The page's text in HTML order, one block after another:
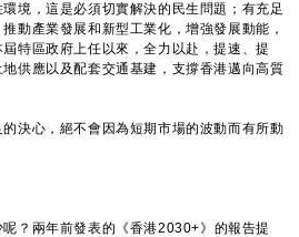
境，這是必須切實解決的民生問題；有充足
動產業發展和新型工業化，增強發展動能，
特區政府上任以來，全力以赴，提速、提
供應以及配套交通基建，支撐香港邁向高質
心，絕不會因為短期市場的波動而有所動
兩年前發表的《香港2030+》的報告提